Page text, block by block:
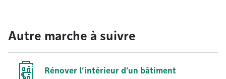
Autre marche à suivre
Rénover l’intérieur d’un bâtiment